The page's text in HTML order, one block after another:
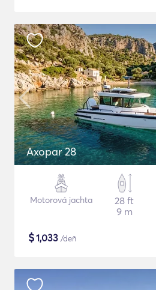
Axopar 28
Motorová jachta
28 ft
9 m
$1,033 /deň